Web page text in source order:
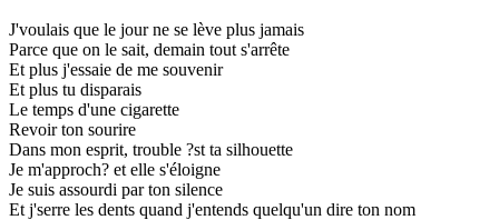
J'voulais que le jour ne se lève plus jamais
Parce que on le sait, demain tout s'arrête
Et plus j'essaie de me souvenir
Et plus tu disparais
Le temps d'une cigarette
Revoir ton sourire
Dans mon esprit, trouble ?st ta silhouette
Je m'approch? et elle s'éloigne
Je suis assourdi par ton silence
Et j'serre les dents quand j'entends quelqu'un dire ton nom